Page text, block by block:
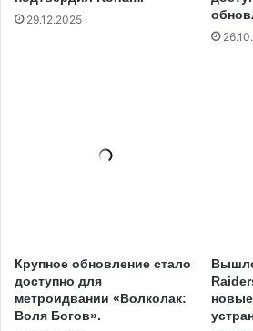
29.12.2025
Крупное обновление стало
доступно для
метроидвании «Волколак:
Воля Богов».